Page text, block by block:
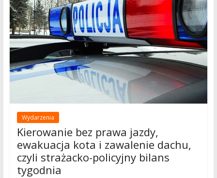
Wydarzenia
Kierowanie bez prawa jazdy,
ewakuacja kota i zawalenie dachu,
czyli strażacko-policyjny bilans
tygodnia